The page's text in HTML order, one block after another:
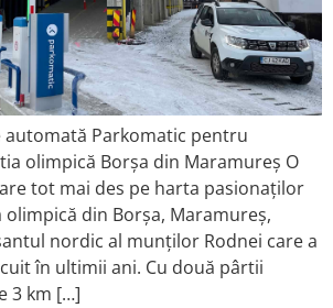
automată Parkomatic pentru
olimpică Borșa din Maramureș O
tot mai des pe harta pasionaților
olimpică din Borșa, Maramureș,
nordic al munților Rodnei care a
în ultimii ani. Cu două pârtii
3 km […]